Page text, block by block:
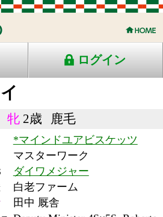
ログイン
鹿毛
ドユアビスケッツ
ーワーク
メジャー
舎
Minister 4S×5S, Roberto
Hail to Reason
Northern Dancer
0-0-1)